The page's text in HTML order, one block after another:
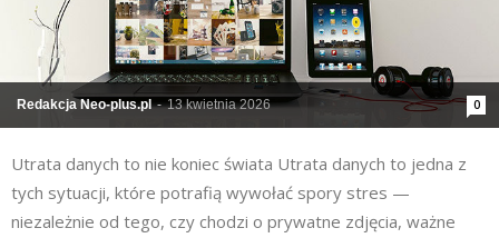
Redakcja Neo-plus.pl - 13 kwietnia 2026 0
Utrata danych to nie koniec świata Utrata danych to jedna z
tych sytuacji, które potrafią wywołać spory stres —
niezależnie od tego, czy chodzi o prywatne zdjęcia, ważne